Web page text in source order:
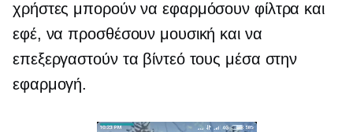
χρήστες μπορούν να εφαρμόσουν φίλτρα και
εφέ, να προσθέσουν μουσική και να
επεξεργαστούν τα βίντεό τους μέσα στην
εφαρμογή.